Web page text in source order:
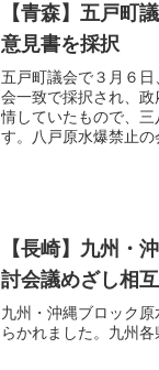
【青森】五戸町
意見書を採択
五戸町議会で３月６
会一致で採択され、
情していたもので、
す。八戸原水爆禁止の
【長崎】九州・
討会議めざし相
九州・沖縄ブロック
らかれました。九州